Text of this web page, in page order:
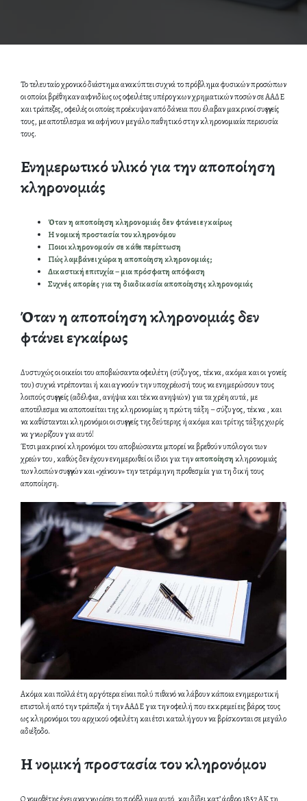
Το τελευταίο χρονικό διάστημα ανακύπτει συχνά το πρόβλημα φυσικών προσώπων
οι οποίοι βρέθηκαν αιφνιδίως ως οφειλέτες υπέρογκων χρηματικών ποσών σε ΑΑΔΕ
και τράπεζες, οφειλές οι οποίες προέκυψαν από δάνεια που έλαβαν μακρινοί συγγενείς
τους, με αποτέλεσμα να αφήνουν μεγάλο παθητικό στην κληρονομιαία περιουσία
τους.
Ενημερωτικό υλικό για την αποποίηση
κληρονομιάς
Όταν η αποποίηση κληρονομιάς δεν φτάνει εγκαίρως
Η νομική προστασία του κληρονόμου
Ποιοι κληρονομούν σε κάθε περίπτωση
Πώς λαμβάνει χώρα η αποποίηση κληρονομιάς;
Δικαστική επιτυχία – μια πρόσφατη απόφαση
Συχνές απορίες για τη διαδικασία αποποίησης κληρονομιάς
Όταν η αποποίηση κληρονομιάς δεν
φτάνει εγκαίρως
Δυστυχώς οι οικείοι του αποβιώσαντα οφειλέτη (σύζυγος, τέκνα, ακόμα και οι γονείς
του) συχνά ντρέπονται ή και αγνοούν την υποχρέωσή τους να ενημερώσουν τους
λοιπούς συγγενείς (αδέλφια, ανήψια και τέκνα ανηψιών) για τα χρέη αυτά, με
αποτέλεσμα να αποποιείται της κληρονομίας η πρώτη τάξη – σύζυγος, τέκνα , και
να καθίστανται κληρονόμοι οι συγγενείς της δεύτερης ή ακόμα και τρίτης τάξης χωρίς
να γνωρίζουν για αυτό!
Έτσι μακρινοί κληρονόμοι του αποβιώσαντα μπορεί να βρεθούν υπόλογοι των
χρεών του, καθώς δεν έχουν ενημερωθεί οι ίδιοι για τηναποποίησηκληρονομιάς
των λοιπών συγγενών και «χάνουν» την τετράμηνη προθεσμία για τη δική τους
αποποίηση.
Ακόμα και πολλά έτη αργότερα είναι πολύ πιθανό να λάβουν κάποια ενημερωτική
επιστολή από την τράπεζα ή την ΑΑΔΕ για την οφειλή που εκκρεμεί εις βάρος τους
ως κληρονόμοι του αρχικού οφειλέτη και έτσι καταλήγουν να βρίσκονται σε μεγάλο
αδιέξοδο.
Η νομική προστασία του κληρονόμου